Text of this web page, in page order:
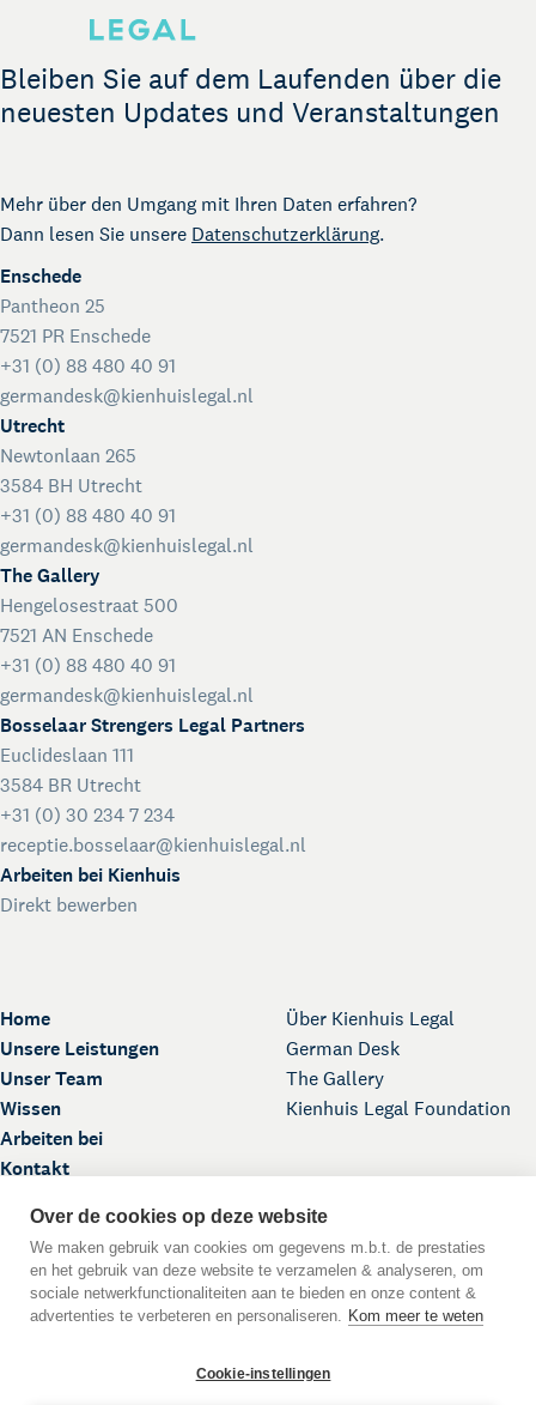
Bleiben Sie auf dem Laufenden über die
neuesten Updates und Veranstaltungen
Mehr über den Umgang mit Ihren Daten erfahren?
Dann lesen Sie unsere Datenschutzerklärung.
Home
Unsere Leistungen
Unser Team
Wissen
Arbeiten bei
Kontakt
Über Kienhuis Legal
German Desk
The Gallery
Kienhuis Legal Foundation
Enschede
Pantheon 25
7521 PR Enschede
+31 (0) 88 480 40 91
germandesk@kienhuislegal.nl
Utrecht
Newtonlaan 265
3584 BH Utrecht
+31 (0) 88 480 40 91
germandesk@kienhuislegal.nl
The Gallery
Hengelosestraat 500
7521 AN Enschede
+31 (0) 88 480 40 91
germandesk@kienhuislegal.nl
Bosselaar Strengers Legal Partners
Euclideslaan 111
3584 BR Utrecht
+31 (0) 30 234 7 234
receptie.bosselaar@kienhuislegal.nl
Arbeiten bei Kienhuis
Direkt bewerben
Over de cookies op deze website
We maken gebruik van cookies om gegevens m.b.t. de prestaties
en het gebruik van deze website te verzamelen & analyseren, om
sociale netwerkfunctionaliteiten aan te bieden en onze content &
advertenties te verbeteren en personaliseren. Kom meer te weten
Cookie-instellingen